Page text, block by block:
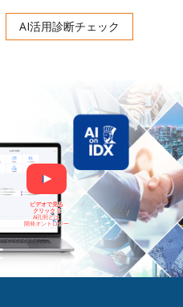
AI活用診断チェック
▶
ビデオで見る
クリック 2
AI孔明とは
開発オントロジー